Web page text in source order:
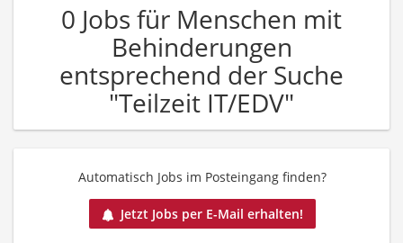
0 Jobs für Menschen mit
Behinderungen
entsprechend der Suche
"Teilzeit IT/EDV"
Automatisch Jobs im Posteingang finden?
Jetzt Jobs per E-Mail erhalten!